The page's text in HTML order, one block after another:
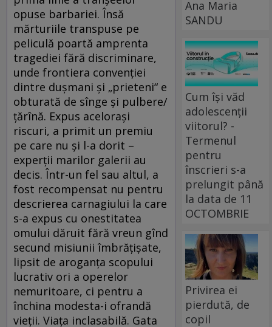
opuse barbariei. Însă
mărturiile transpuse pe
peliculă poartă amprenta
tragediei fără discriminare,
unde frontiera convenţiei
dintre duşmani şi „prieteni“ e
obturată de sînge şi pulbere/
ţărînă. Expus aceloraşi
riscuri, a primit un premiu
pe care nu şi l-a dorit –
experţii marilor galerii au
decis. Într-un fel sau altul, a
fost recompensat nu pentru
descrierea carnagiului la care
s-a expus cu onestitatea
omului dăruit fără vreun gînd
secund misiunii îmbrăţişate,
lipsit de aroganţa scopului
lucrativ ori a operelor
nemuritoare, ci pentru a
închina modesta-i ofrandă
vieţii. Viaţa inclasabilă. Gata
Ana Maria
SANDU
Cum își văd
adolescenții
viitorul? -
Termenul
pentru
înscrieri s-a
prelungit până
la data de 11
OCTOMBRIE
Privirea ei
pierdută, de
copil